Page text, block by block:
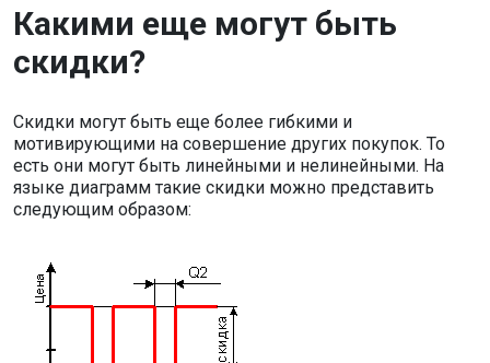
Какими еще могут быть
скидки?
Скидки могут быть еще более гибкими и
мотивирующими на совершение других покупок. То
есть они могут быть линейными и нелинейными. На
языке диаграмм такие скидки можно представить
следующим образом: